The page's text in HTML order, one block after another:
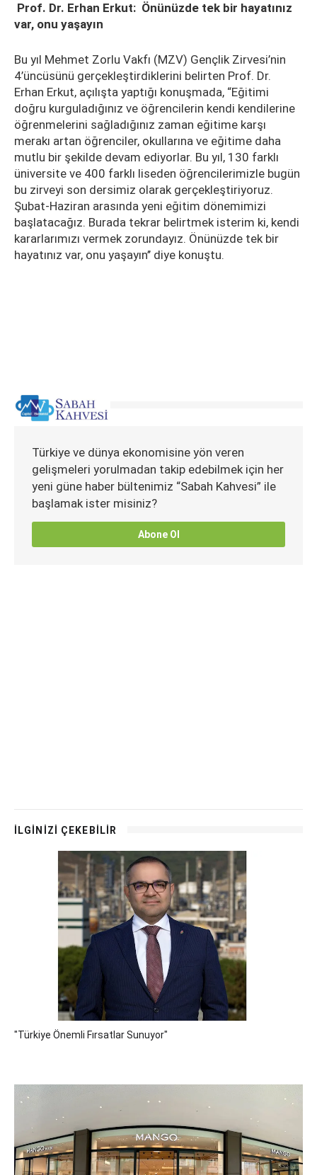
Prof. Dr. Erhan Erkut: Önünüzde tek bir hayatınız
var, onu yaşayın
Bu yıl Mehmet Zorlu Vakfı (MZV) Gençlik Zirvesi’nin
4’üncüsünü gerçekleştirdiklerini belirten Prof. Dr.
Erhan Erkut, açılışta yaptığı konuşmada, “Eğitimi
doğru kurguladığınız ve öğrencilerin kendi kendilerine
öğrenmelerini sağladığınız zaman eğitime karşı
merakı artan öğrenciler, okullarına ve eğitime daha
mutlu bir şekilde devam ediyorlar. Bu yıl, 130 farklı
üniversite ve 400 farklı liseden öğrencilerimizle bugün
bu zirveyi son dersimiz olarak gerçekleştiriyoruz.
Şubat-Haziran arasında yeni eğitim dönemimizi
başlatacağız. Burada tekrar belirtmek isterim ki, kendi
kararlarımızı vermek zorundayız. Önünüzde tek bir
hayatınız var, onu yaşayın’’ diye konuştu.
Türkiye ve dünya ekonomisine yön veren
gelişmeleri yorulmadan takip edebilmek için her
yeni güne haber bültenimiz “Sabah Kahvesi” ile
başlamak ister misiniz?
Abone Ol
İLGİNİZİ ÇEKEBİLİR
"Türkiye Önemli Fırsatlar Sunuyor"